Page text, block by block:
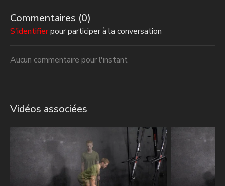
Commentaires (0)
S'identifierpour participer à la conversation
Aucun commentaire pour l'instant
Vidéos associées